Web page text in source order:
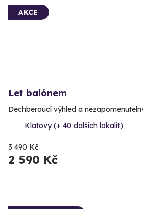
AKCE
Let balónem
Dechberoucí výhled a
Klatovy (+ 40 dalších lokalit)
3 490 Kč
2 590 Kč